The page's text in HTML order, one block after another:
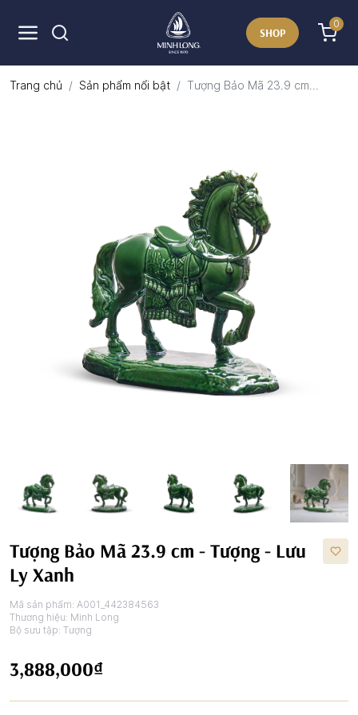
SHOP
0
Trang chủ Sản phẩm nổi bật Tượng Bảo Mã 23.9 cm...
Tượng Bảo Mã 23.9 cm - Tượng - Lưu
Ly Xanh
Mã sản phẩm: A001_442384563
Thương hiệu: Minh Long
Bộ sưu tập: Tượng
3,888,000₫